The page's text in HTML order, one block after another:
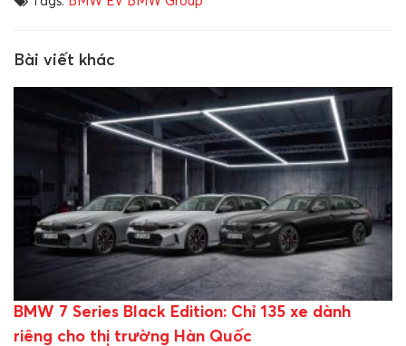
Bài viết khác
BMW 7 Series Black Edition: Chỉ 135 xe dành
riêng cho thị trường Hàn Quốc